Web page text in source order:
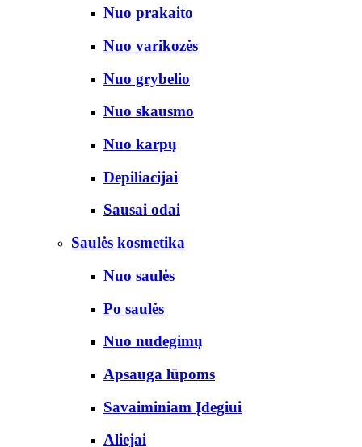
Nuo prakaito
Nuo varikozės
Nuo grybelio
Nuo skausmo
Nuo karpų
Depiliacijai
Sausai odai
Saulės kosmetika
Nuo saulės
Po saulės
Nuo nudegimų
Apsauga lūpoms
Savaiminiam Įdegiui
Aliejai